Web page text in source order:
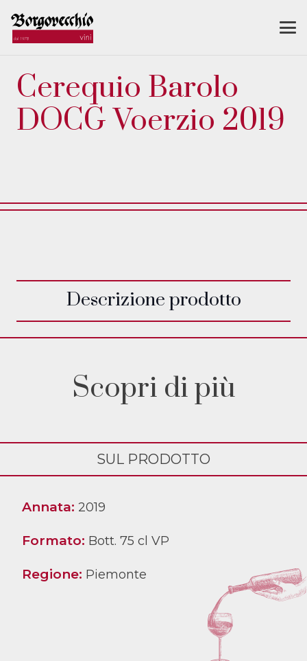
Cerequio Barolo
DOCG Voerzio 2019
Descrizione prodotto
Scopri di più
SUL PRODOTTO
Annata: 2019
Formato: Bott. 75 cl VP
Regione: Piemonte